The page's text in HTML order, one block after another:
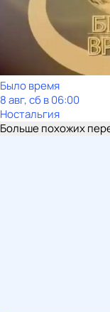
Было время
8 авг, сб в 06:00
Ностальгия
Больше похожих